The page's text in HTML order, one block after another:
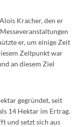
Kracher, den er
er, um einige Zeit
Zeitpunkt war
an diesem Ziel
gegründet, seit
14 Hektar im Ertrag.
und setzt sich aus